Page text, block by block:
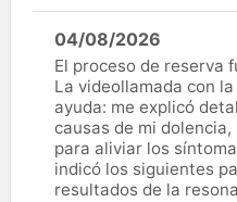
04/08/2026
El proceso de reserva
La videollamada con
ayuda: me explicó
causas de mi
para aliviar los
indicó los siguientes
resultados de la